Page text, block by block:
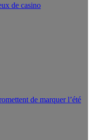
de casino
de marquer l’été